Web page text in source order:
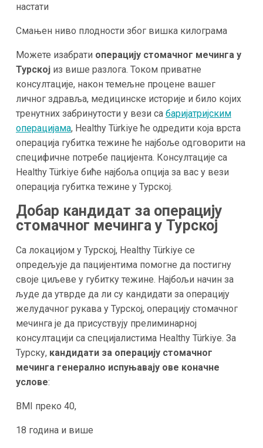
настати
Смањен ниво плодности због вишка килограма
Можете изабрати операцију стомачног мечинга у
Турскојиз више разлога. Током приватне
консултације, након темељне процене вашег
личног здравља, медицинске историје и било којих
тренутних забринутости у вези са баријатријским
операцијама, Healthy Türkiye ће одредити која врста
операција губитка тежине ће најбоље одговорити на
специфичне потребе пацијента. Консултације са
Healthy Türkiye биће најбоља опција за вас у вези
операција губитка тежине у Турској.
Добар кандидат за операцију
стомачног мечинга у Турској
Са локацијом у Турској, Healthy Türkiye се
опредељује да пацијентима помогне да постигну
своје циљеве у губитку тежине. Најбољи начин за
људе да утврде да ли су кандидати за операцију
желудачног рукава у Турској, операцију стомачног
мечинга је да присуствују прелиминарној
консултацији са специјалистима Healthy Türkiye. За
Турску, кандидати за операцију стомачног
мечинга генерално испуњавају ове коначне
услове:
BMI преко 40,
18 година и више